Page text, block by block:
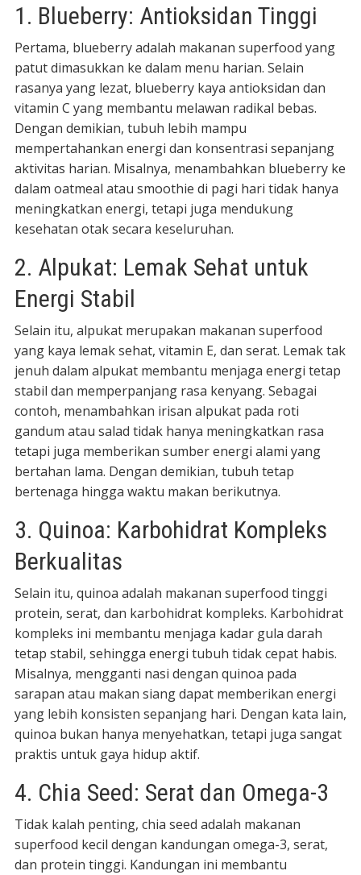
1. Blueberry: Antioksidan Tinggi
Pertama, blueberry adalah makanan superfood yang
patut dimasukkan ke dalam menu harian. Selain
rasanya yang lezat, blueberry kaya antioksidan dan
vitamin C yang membantu melawan radikal bebas.
Dengan demikian, tubuh lebih mampu
mempertahankan energi dan konsentrasi sepanjang
aktivitas harian. Misalnya, menambahkan blueberry ke
dalam oatmeal atau smoothie di pagi hari tidak hanya
meningkatkan energi, tetapi juga mendukung
kesehatan otak secara keseluruhan.
2. Alpukat: Lemak Sehat untuk
Energi Stabil
Selain itu, alpukat merupakan makanan superfood
yang kaya lemak sehat, vitamin E, dan serat. Lemak tak
jenuh dalam alpukat membantu menjaga energi tetap
stabil dan memperpanjang rasa kenyang. Sebagai
contoh, menambahkan irisan alpukat pada roti
gandum atau salad tidak hanya meningkatkan rasa
tetapi juga memberikan sumber energi alami yang
bertahan lama. Dengan demikian, tubuh tetap
bertenaga hingga waktu makan berikutnya.
3. Quinoa: Karbohidrat Kompleks
Berkualitas
Selain itu, quinoa adalah makanan superfood tinggi
protein, serat, dan karbohidrat kompleks. Karbohidrat
kompleks ini membantu menjaga kadar gula darah
tetap stabil, sehingga energi tubuh tidak cepat habis.
Misalnya, mengganti nasi dengan quinoa pada
sarapan atau makan siang dapat memberikan energi
yang lebih konsisten sepanjang hari. Dengan kata lain,
quinoa bukan hanya menyehatkan, tetapi juga sangat
praktis untuk gaya hidup aktif.
4. Chia Seed: Serat dan Omega-3
Tidak kalah penting, chia seed adalah makanan
superfood kecil dengan kandungan omega-3, serat,
dan protein tinggi. Kandungan ini membantu